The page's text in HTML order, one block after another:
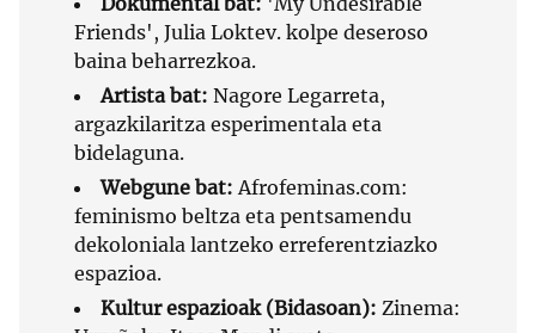
Friends', Julia Loktev. kolpe deseroso
baina beharrezkoa.
Artista bat: Nagore Legarreta,
argazkilaritza esperimentala eta
bidelaguna.
Webgune bat:Afrofeminas.com:
feminismo beltza eta pentsamendu
dekoloniala lantzeko erreferentziazko
espazioa.
Kultur espazioak (Bidasoan): Zinema: